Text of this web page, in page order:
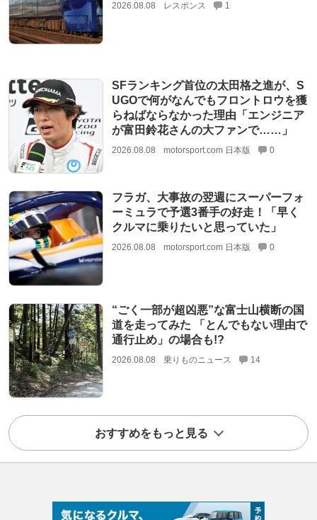
2026.08.08 レスポンス 1
SFランキング首位の太田格之進が、S
UGOで何がなんでもフロントロウを獲
らねばならなかった理由「エンジニア
が富田鈴花さんの大ファンで……」
2026.08.08 motorsport.com 日本版 0
フラガ、大事故の翌週にスーパーフォ
ーミュラで予選3番手の好走！「早く
クルマに乗りたいと思っていた」
2026.08.08 motorsport.com 日本版 0
“ごく一部が超凶悪”な富士山横断の国
道を走ってみた 「とんでもない理由で
通行止め」の場合も!?
2026.08.08 乗りものニュース 14
おすすめをもっと見る